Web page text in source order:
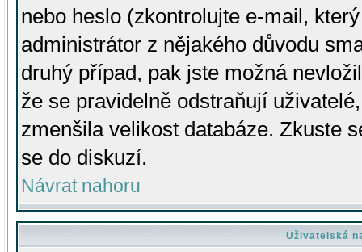
nebo heslo (zkontrolujte e-mail,
administrátor z nějakého důvodu
druhý případ, pak jste možná
že se pravidelně odstraňují
zmenšila velikost databáze. Zkuste
se do diskuzí.
Návrat nahoru
Uživatelská